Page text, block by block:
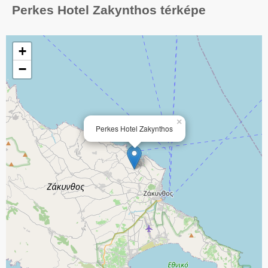
Perkes Hotel Zakynthos térképe
Perkes Hotel Zakynthos
×
+
−